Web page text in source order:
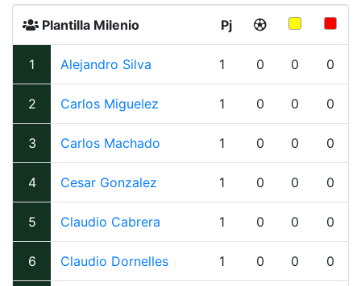
Plantilla Milenio Pj
1 Alejandro Silva 1 0 0 0
2 Carlos Miguelez 1 0 0 0
3 Carlos Machado 1 0 0 0
4 Cesar Gonzalez 1 0 0 0
5 Claudio Cabrera 1 0 0 0
6 Claudio Dornelles 1 0 0 0